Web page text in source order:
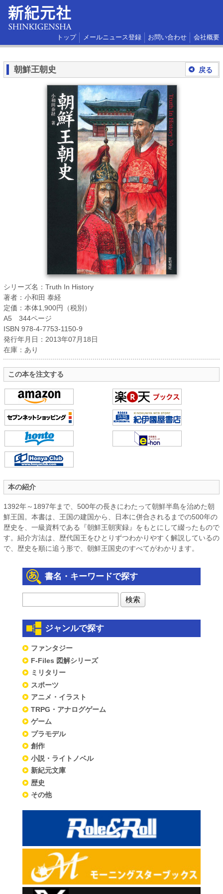
トップ メールニュース登録 お問い合わせ 会社概要
戻る
朝鮮王朝史
シリーズ名：Truth In History
著者：小和田 泰経
定価：本体1,900円（税別）
A5 344ページ
ISBN 978-4-7753-1150-9
発行年月日：2013年07月18日
在庫：あり
この本を注文する
本の紹介
1392年～1897年まで、500年の長きにわたって朝鮮半島を治めた朝
鮮王国。本書は、王国の建国から、日本に併合されるまでの500年の
歴史を、一級資料である『朝鮮王朝実録』をもとにして綴ったもので
す。紹介方法は、歴代国王をひとりずつわかりやすく解説しているの
で、歴史を順に追う形で、朝鮮王国史のすべてがわかります。
書名・キーワードで探す
ジャンルで探す
ファンタジー
F-Files 図解シリーズ
ミリタリー
スポーツ
アニメ・イラスト
TRPG・アナログゲーム
ゲーム
プラモデル
創作
小説・ライトノベル
新紀元文庫
歴史
その他